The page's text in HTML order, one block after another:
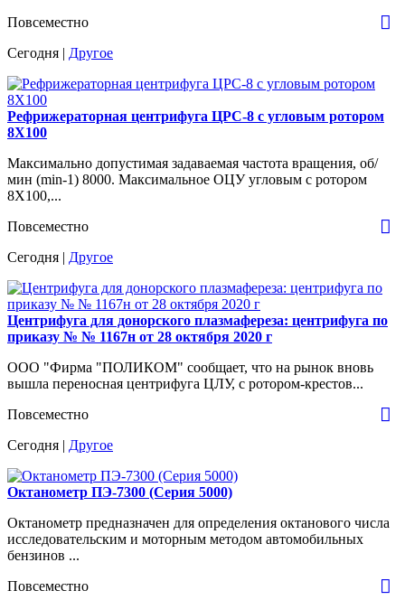
Повсеместно
Сегодня | Другое
Рефрижераторная центрифуга ЦРС-8 с угловым ротором
8Х100
Максимально допустимая задаваемая частота вращения, об/
мин (min-1) 8000. Максимальное ОЦУ угловым с ротором
8Х100,...
Повсеместно
Сегодня | Другое
Центрифуга для донорского плазмафереза: центрифуга по
приказу № № 1167н от 28 октября 2020 г
ООО "Фирма "ПОЛИКОМ" сообщает, что на рынок вновь
вышла переносная центрифуга ЦЛУ, с ротором-крестов...
Повсеместно
Сегодня | Другое
Октанометр ПЭ-7300 (Серия 5000)
Октанометр предназначен для определения октанового числа
исследовательским и моторным методом автомобильных
бензинов ...
Повсеместно